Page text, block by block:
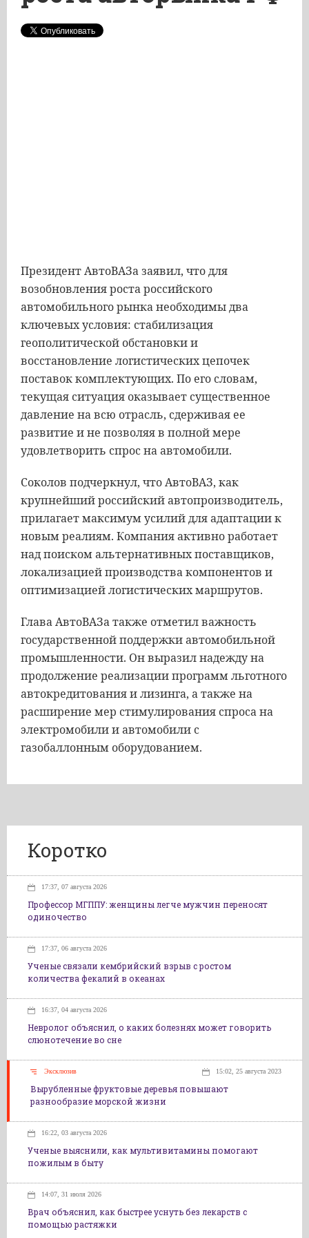
Президент АвтоВАЗа заявил, что для
возобновления роста российского
автомобильного рынка необходимы два
ключевых условия: стабилизация
геополитической обстановки и
восстановление логистических цепочек
поставок комплектующих. По его словам,
текущая ситуация оказывает существенное
давление на всю отрасль, сдерживая ее
развитие и не позволяя в полной мере
удовлетворить спрос на автомобили.
Соколов подчеркнул, что АвтоВАЗ, как
крупнейший российский автопроизводитель,
прилагает максимум усилий для адаптации к
новым реалиям. Компания активно работает
над поиском альтернативных поставщиков,
локализацией производства компонентов и
оптимизацией логистических маршрутов.
Глава АвтоВАЗа также отметил важность
государственной поддержки автомобильной
промышленности. Он выразил надежду на
продолжение реализации программ льготного
автокредитования и лизинга, а также на
расширение мер стимулирования спроса на
электромобили и автомобили с
газобаллонным оборудованием.
Коротко
17:37, 07 августа 2026
Профессор МГППУ: женщины легче мужчин переносят
одиночество
17:37, 06 августа 2026
Ученые связали кембрийский взрыв с ростом
количества фекалий в океанах
16:37, 04 августа 2026
Невролог объяснил, о каких болезнях может говорить
слюнотечение во сне
Эксклюзив 15:02, 25 августа 2023
Вырубленные фруктовые деревья повышают
разнообразие морской жизни
16:22, 03 августа 2026
Ученые выяснили, как мультивитамины помогают
пожилым в быту
14:07, 31 июля 2026
Врач объяснил, как быстрее уснуть без лекарств с
помощью растяжки